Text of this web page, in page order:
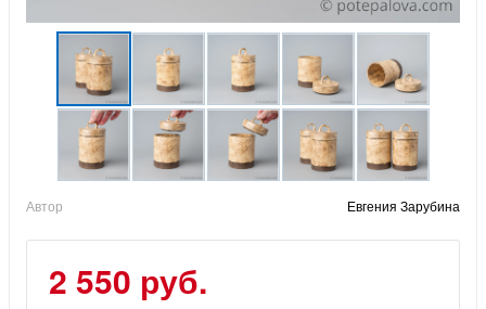
Автор Евгения Зарубина
2 550 руб.